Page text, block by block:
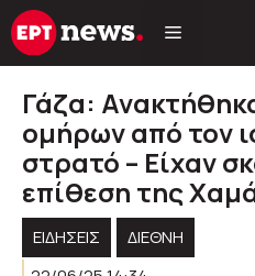
Μετάβαση
σε
Γάζα:
ομήρων από τον
στρατό – Είχαν
επίθεση της
ΕΙΔΗΣΕΙΣ
ΔΙΕΘΝΗ